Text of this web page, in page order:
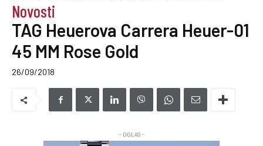
Novosti
TAG Heuerova Carrera Heuer-01
45 MM Rose Gold
26/09/2018
- OGLAS -